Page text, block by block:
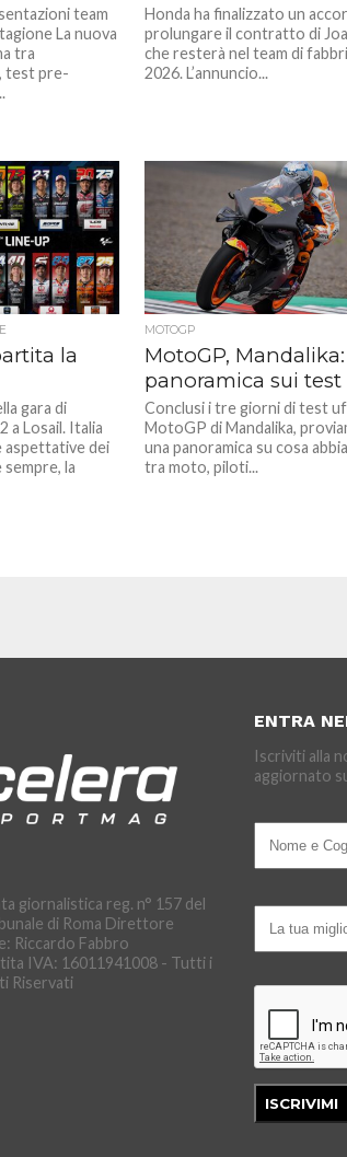
team
La nuova
tra
test pre-
Honda ha finalizzato un
prolungare il contratto di
che resterà nel team di
2026. L’annuncio...
la
gara di
a Losail. Italia
aspettative dei
la
MOTOGP
MotoGP, Mandalika:
panoramica sui test
Conclusi i tre giorni di test
MotoGP di Mandalika,
una panoramica su cosa
tra moto, piloti...
giornalistica reg. n° 157 del
di Roma Direttore
Riccardo Fabbro
IVA: 16011941008 - Tutti i
Riservati
ENTRA
Iscriviti alla
aggiornato
ISCRIVIMI